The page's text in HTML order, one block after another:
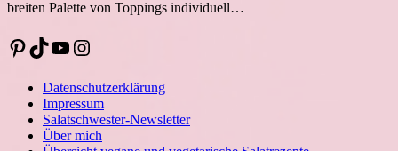
breiten Palette von Toppings individuell…
Pinterest
TikTok
YouTube
Instagram
Datenschutzerklärung
Impressum
Salatschwester-Newsletter
Über mich